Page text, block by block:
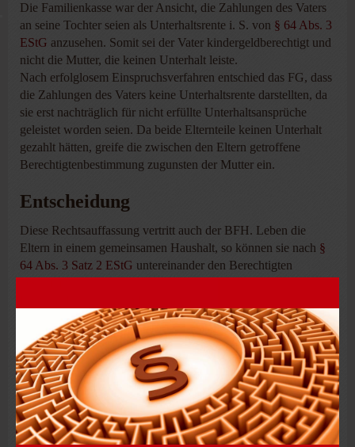
Die Familienkasse war der Ansicht, die Zahlungen des Vaters
an seine Tochter seien als Unterhaltsrente i. S. von § 64 Abs. 3
EStG anzusehen. Somit sei der Vater kindergeldberechtigt und
nicht die Mutter, die keinen Unterhalt leiste.
Nach erfolglosem Einspruchsverfahren entschied das FG, dass
die Zahlungen des Vaters keine Unterhaltsrente darstellten, da
sie erst nachträglich für nicht erfüllte Unterhaltsansprüche
geleistet worden seien. Da beide Elternteile keinen Unterhalt
gezahlt hätten, greife die zwischen den Eltern getroffene
Berechtigtenbestimmung zugunsten der Mutter ein.
Entscheidung
Diese Rechtsauffassung vertritt auch der BFH. Leben die
Eltern in einem gemeinsamen Haushalt, so können sie nach §
64 Abs. 3 Satz 2 EStG untereinander den Berechtigten
Elternteils, sondern in einem eigenen Haushalt, so ist gemäß§
64 EStGkindergeldberechtigt, wer dem Kind eine
Unterhaltsrente zahlt.
Dabei orientiert sich der Begriff der Unterhaltsrente i. S. von§
64 EStGam Begriff der Geldrente i. S. von§ 1612 BGB.
Hiernach ist Unterhalt durch Entrichtung einer monatlich im
Voraus zu zahlenden Geldrente zu gewähren. Unterhaltsrente
ist der laufende Barunterhalt. Nachträglich erbrachte